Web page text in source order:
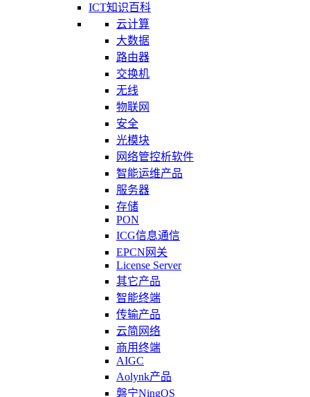
ICT知识百科
云计算
大数据
路由器
交换机
无线
物联网
安全
光模块
网络管控析软件
智能运维产品
服务器
存储
PON
ICG信息通信
EPCN网关
License Server
其它产品
智能终端
传输产品
云简网络
商用终端
AIGC
Aolynk产品
磐宁NingOS